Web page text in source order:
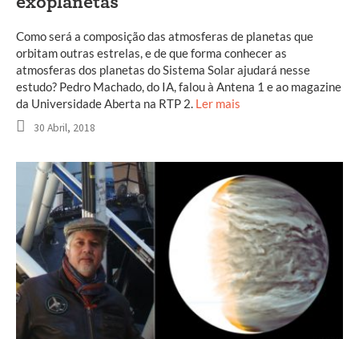
Como será a composição das atmosferas de planetas que
orbitam outras estrelas, e de que forma conhecer as
atmosferas dos planetas do Sistema Solar ajudará nesse
estudo? Pedro Machado, do IA, falou à Antena 1 e ao magazine
da Universidade Aberta na RTP 2. Ler mais
30 Abril, 2018